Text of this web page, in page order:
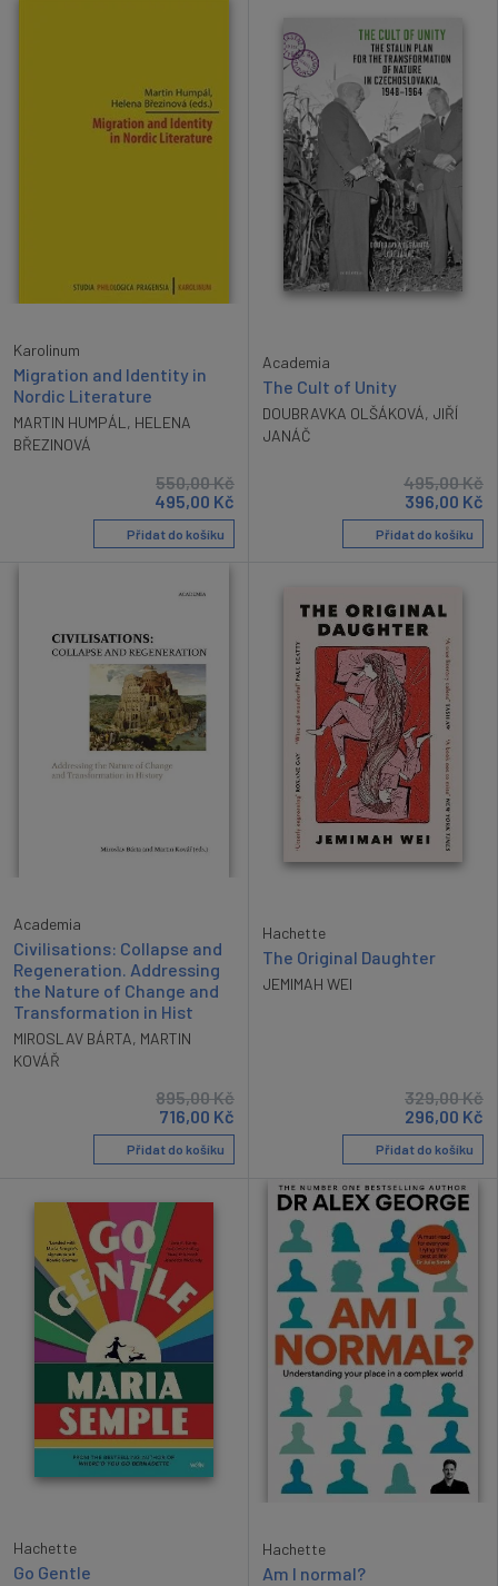
Karolinum
Migration and Identity in
Nordic Literature
MARTIN HUMPÁL , HELENA
BŘEZINOVÁ
550,00Kč
495,00 Kč
Přidat do košíku
Academia
The Cult of Unity
DOUBRAVKA OLŠÁKOVÁ, JIŘÍ
JANÁČ
495,00Kč
396,00 Kč
Přidat do košíku
Academia
Civilisations: Collapse and
Regeneration. Addressing
the Nature of Change and
Transformation in Hist
MIROSLAV BÁRTA, MARTIN
KOVÁŘ
895,00Kč
716,00 Kč
Přidat do košíku
Hachette
The Original Daughter
JEMIMAH WEI
329,00Kč
296,00 Kč
Přidat do košíku
Hachette
Go Gentle
Hachette
Am I normal?